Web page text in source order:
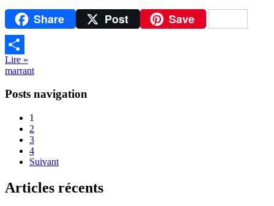
Share Post Save
Partager
Lire »
marrant
Posts navigation
1
2
3
4
Suivant
Articles récents